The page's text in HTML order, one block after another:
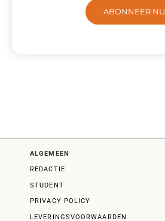
ABONNEER NU
ALGEMEEN
REDACTIE
STUDENT
PRIVACY POLICY
LEVERINGSVOORWAARDEN